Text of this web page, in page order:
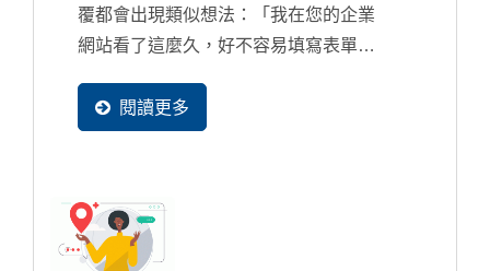
覆都會出現類似想法：「我在您的企業
網站看了這麼久，好不容易填寫表單發
簡單，真的與另外一家的差別很大...」
如果您的業務團隊所回覆的內容過於簡
的競爭力問題了，甚至在詢問回覆上都
誤判了客戶的實際急切想要的內容，這
是...
閱讀更多